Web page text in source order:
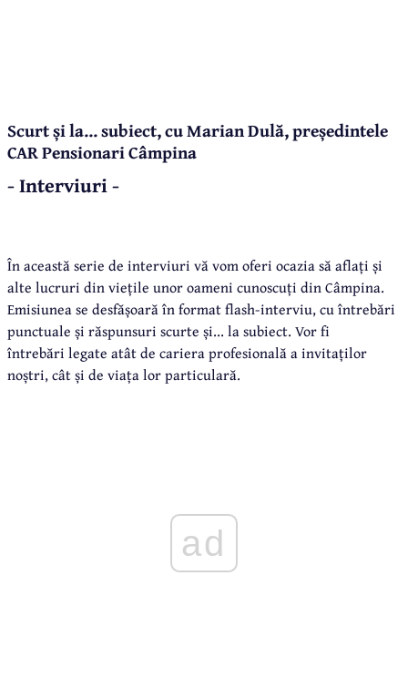
Scurt și la... subiect, cu Marian Dulă, președintele
CAR Pensionari Câmpina
- Interviuri -
În această serie de interviuri vă vom oferi ocazia să aflați și
alte lucruri din viețile unor oameni cunoscuți din Câmpina.
Emisiunea se desfășoară în format flash-interviu, cu întrebări
punctuale și răspunsuri scurte și... la subiect. Vor fi
întrebări legate atât de cariera profesională a invitaților
noștri, cât și de viața lor particulară.
ad